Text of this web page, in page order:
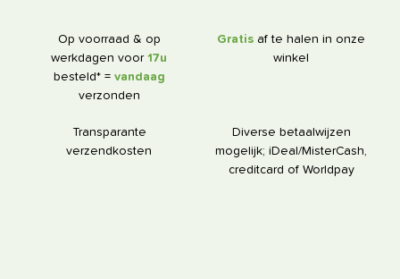
Op voorraad & op
werkdagen voor 17u
besteld* = vandaag
verzonden
Gratis af te halen in onze
winkel
Transparante
verzendkosten
Diverse betaalwijzen
mogelijk; iDeal/MisterCash,
creditcard of Worldpay